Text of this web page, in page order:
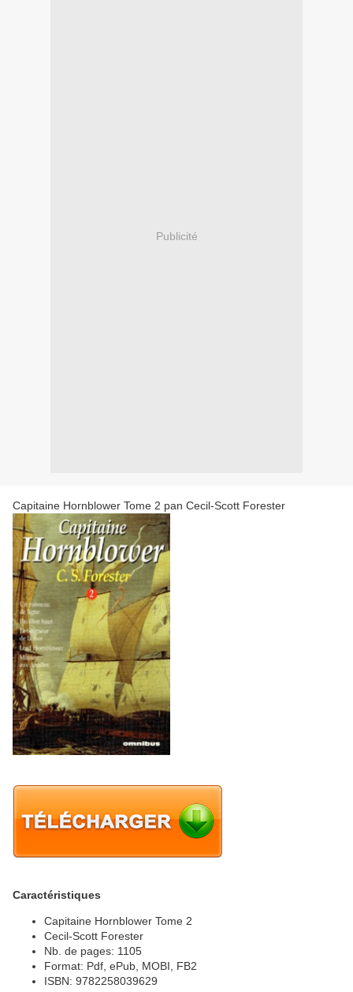
Publicité
Capitaine Hornblower Tome 2 pan Cecil-Scott Forester
Caractéristiques
Capitaine Hornblower Tome 2
Cecil-Scott Forester
Nb. de pages: 1105
Format: Pdf, ePub, MOBI, FB2
ISBN: 9782258039629